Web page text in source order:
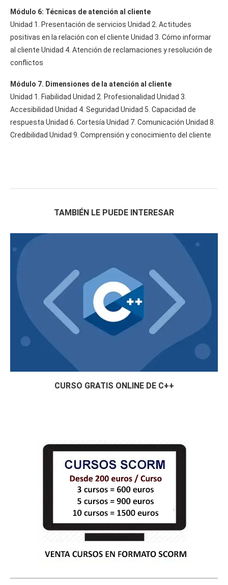
Módulo 6: Técnicas de atención al cliente
Unidad 1. Presentación de servicios Unidad 2. Actitudes
positivas en la relación con el cliente Unidad 3. Cómo informar
al cliente Unidad 4. Atención de reclamaciones y resolución de
conflictos
Módulo 7. Dimensiones de la atención al cliente
Unidad 1. Fiabilidad Unidad 2. Profesionalidad Unidad 3.
Accesibilidad Unidad 4. Seguridad Unidad 5. Capacidad de
respuesta Unidad 6. Cortesía Unidad 7. Comunicación Unidad 8.
Credibilidad Unidad 9. Comprensión y conocimiento del cliente
TAMBIÉN LE PUEDE INTERESAR
CURSO GRATIS ONLINE DE C++